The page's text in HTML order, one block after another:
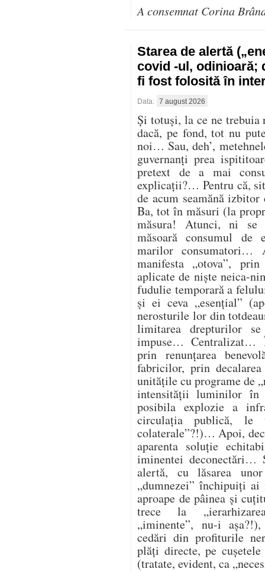
A consemnat Corina
Starea de alertă
covid -ul, odinioară;
fi fost folosită în
Data: 7 august 2026
Și totuși, la ce ne trebuia
dacă, pe fond, tot nu
noi… Sau, deh’,
guvernanți prea
pretext de a mai
explicații?… Pentru că,
de acum seamănă
Ba, tot în măsuri (la
măsura! Atunci, ni se
măsoară consumul de
marilor consumatori…
manifesta „otova”,
aplicate de niște neica-
fudulie temporară a
și ei ceva „esențial”
nerosturile lor din
limitarea drepturilor
impuse… Centralizat…
prin renunțarea
fabricilor, prin
unitățile cu programe de
intensității luminilor în
posibila explozie a
circulația publică, le
colaterale”?!)… Apoi,
aparenta soluție
iminentei deconectări…
alertă, cu lăsarea
„dumnezei” închipuiți
aproape de pâinea și
trece la
„iminente”, nu-i
cedări din profiturile
plăți directe, pe
(tratate, evident, ca